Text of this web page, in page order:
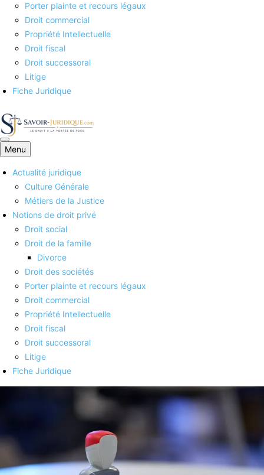
Porter plainte et recours légaux
Droit commercial
Propriété Intellectuelle
Droit fiscal
Droit successoral
Litige
Fiche Juridique
Savoirs juridiques
Menu
Actualité juridique
Culture Générale
Métiers de la Justice
Notions de droit privé
Droit social
Droit de la famille
Divorce
Droit des sociétés
Porter plainte et recours légaux
Droit commercial
Propriété Intellectuelle
Droit fiscal
Droit successoral
Litige
Fiche Juridique